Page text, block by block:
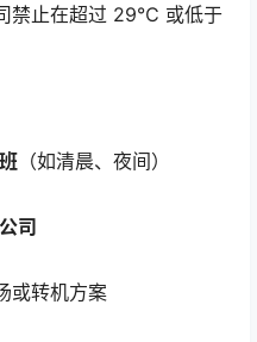
禁止在超过 29℃ 或低于
（如清晨、夜间）
司
或转机方案